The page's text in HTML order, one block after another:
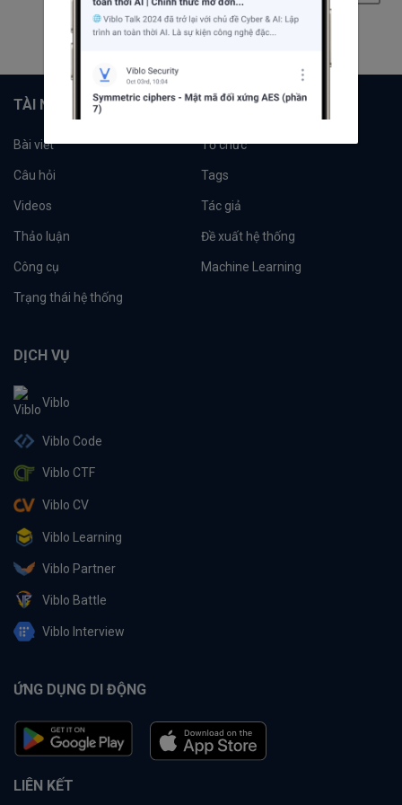
8 9 10 11
TÀI NGUYÊN
Bài viết Tổ chức
Câu hỏi Tags
Videos Tác giả
Thảo luận Đề xuất hệ thống
Công cụ Machine Learning
Trạng thái hệ thống
DỊCH VỤ
Viblo
Viblo Code
Viblo CTF
Viblo CV
Viblo Learning
Viblo Partner
Viblo Battle
Viblo Interview
ỨNG DỤNG DI ĐỘNG
LIÊN KẾT